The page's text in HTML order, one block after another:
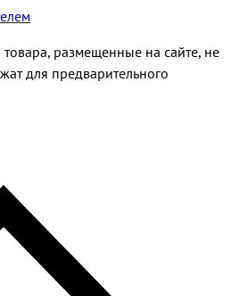
размещенные на сайте, не
для предварительного